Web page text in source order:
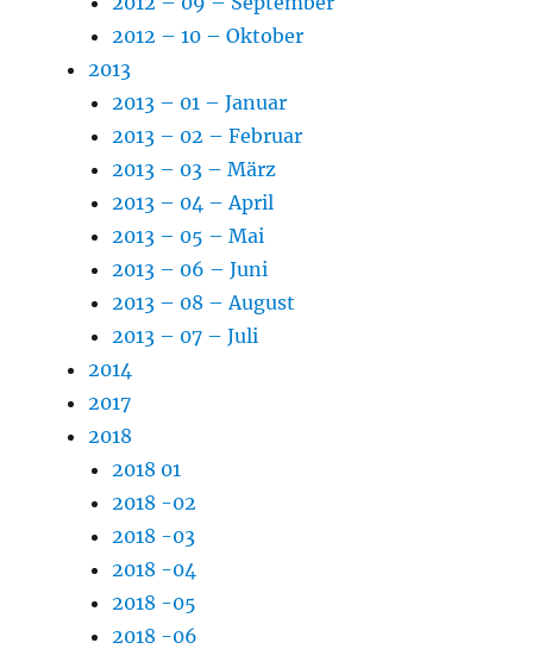
2012 – 10 – Oktober
2013
2013 – 01 – Januar
2013 – 02 – Februar
2013 – 03 – März
2013 – 04 – April
2013 – 05 – Mai
2013 – 06 – Juni
2013 – 08 – August
2013 – 07 – Juli
2014
2017
2018
2018 01
2018 -02
2018 -03
2018 -04
2018 -05
2018 -06